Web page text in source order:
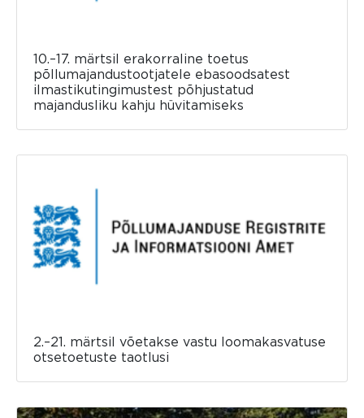
10.–17. märtsil erakorraline toetus
põllumajandustootjatele ebasoodsatest
ilmastikutingimustest põhjustatud
majandusliku kahju hüvitamiseks
2.–21. märtsil võetakse vastu loomakasvatuse
otsetoetuste taotlusi